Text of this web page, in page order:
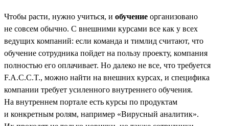
Чтобы расти, нужно учиться, и обучение организовано
не совсем обычно. С внешними курсами все как у всех
ведущих компаний: если команда и тимлид считают, что
обучение сотрудника пойдет на пользу проекту, компания
полностью его оплачивает. Но далеко не все, что требуется
F.A.C.C.T., можно найти на внешних курсах, и специфика
компании требует усиленного внутреннего обучения.
На внутреннем портале есть курсы по продуктам
и конкретным ролям, например «Вирусный аналитик».